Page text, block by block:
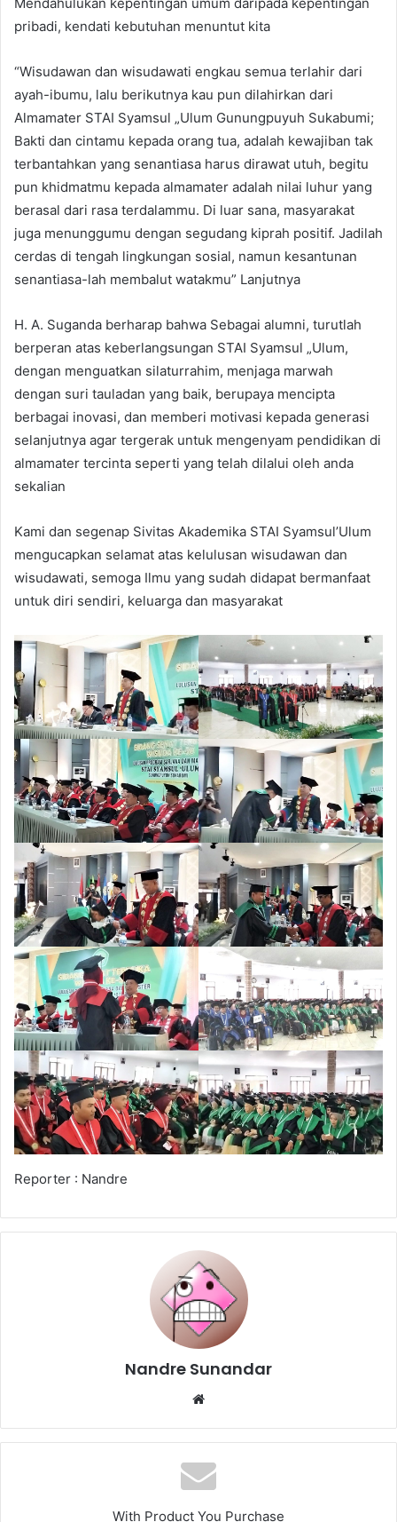
pribadi, kendati kebutuhan menuntut kita
“Wisudawan dan wisudawati engkau semua terlahir dari
ayah-ibumu, lalu berikutnya kau pun dilahirkan dari
Almamater STAI Syamsul „Ulum Gunungpuyuh Sukabumi;
Bakti dan cintamu kepada orang tua, adalah kewajiban tak
terbantahkan yang senantiasa harus dirawat utuh, begitu
pun khidmatmu kepada almamater adalah nilai luhur yang
berasal dari rasa terdalammu. Di luar sana, masyarakat
juga menunggumu dengan segudang kiprah positif. Jadilah
cerdas di tengah lingkungan sosial, namun kesantunan
senantiasa-lah membalut watakmu” Lanjutnya
H. A. Suganda berharap bahwa Sebagai alumni, turutlah
berperan atas keberlangsungan STAI Syamsul „Ulum,
dengan menguatkan silaturrahim, menjaga marwah
dengan suri tauladan yang baik, berupaya mencipta
berbagai inovasi, dan memberi motivasi kepada generasi
selanjutnya agar tergerak untuk mengenyam pendidikan di
almamater tercinta seperti yang telah dilalui oleh anda
sekalian
Kami dan segenap Sivitas Akademika STAI Syamsul’Ulum
mengucapkan selamat atas kelulusan wisudawan dan
wisudawati, semoga Ilmu yang sudah didapat bermanfaat
untuk diri sendiri, keluarga dan masyarakat
Reporter : Nandre
Nandre Sunandar
Website
With Product You Purchase